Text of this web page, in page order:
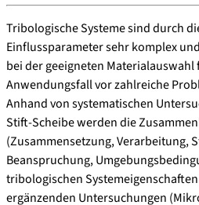
Tribologische Systeme sind durch
Einflussparameter sehr komplex
bei der geeigneten
Anwendungsfall vor zahlreiche
Anhand von systematischen
Stift-Scheibe werden die
(Zusammensetzung, Verarbeitung,
Beanspruchung,
tribologischen
ergänzenden Untersuchungen